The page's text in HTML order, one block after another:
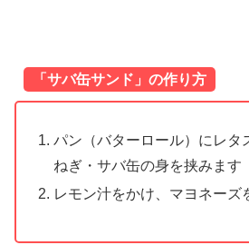
「サバ缶サンド」の作り方
パン（バターロール）にレタ
ねぎ・サバ缶の身を挟みます
レモン汁をかけ、マヨネーズ